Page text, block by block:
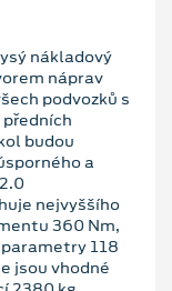
nákladový
náprav
podvozků s
budou
a
nejvyššího
360 Nm,
118
jsou vhodné